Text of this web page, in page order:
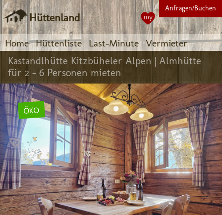
Hüttenland
Home Hüttenliste Last-Minute Vermieter
Anfragen/Buchen
my
Kastandlhütte Kitzbüheler Alpen | Almhütte
für 2 - 6 Personen mieten
ÖKO